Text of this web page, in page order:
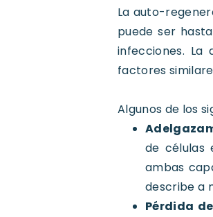
La auto-
puede ser
infecciones. La
factores
Algunos de los
de células
ambas
describe a
Pérdida